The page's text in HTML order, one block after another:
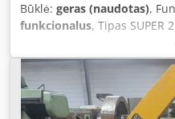
Būklė: geras (naudotas),
funkcionalus, Tipas SUPER
Dodozfy Rdspfx Afwekr
Plokščias: 210 x 180 mm 4
mm